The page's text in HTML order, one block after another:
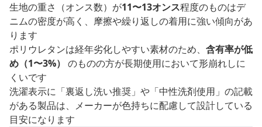
生地の重さ（オンス数）が11〜13オンス程度のものはデ
ニムの密度が高く、摩擦や繰り返しの着用に強い傾向があ
ります
ポリウレタンは経年劣化しやすい素材のため、 含有率が低
め（1〜3%） のものの方が長期使用において形崩れしに
くいです
洗濯表示に「裏返し洗い推奨」や「中性洗剤使用」の記載
がある製品は、メーカーが色持ちに配慮して設計している
目安になります